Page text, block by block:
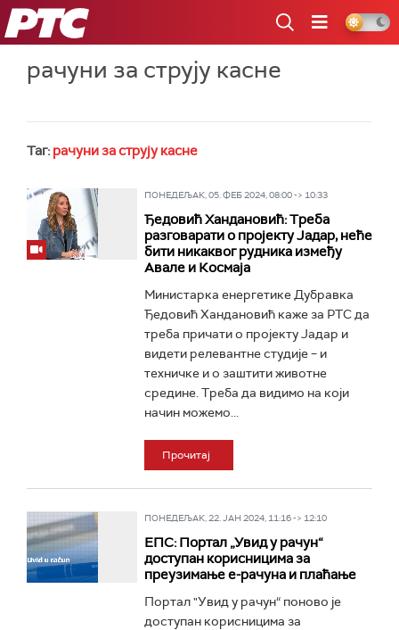
РТС
рачуни за струју касне
Таг: рачуни за струју касне
ПОНЕДЕЉАК, 05. ФЕБ 2024, 08:00 -> 10:33
Ђедовић Хандановић: Треба
разговарати о пројекту Јадар, неће
бити никаквог рудника између
Авале и Космаја
Министарка енергетике Дубравка
Ђедовић Хандановић каже за РТС да
треба причати о пројекту Јадар и
видети релевантне студије – и
техничке и о заштити животне
средине. Треба да видимо на који
начин можемо...
Прочитај
ПОНЕДЕЉАК, 22. ЈАН 2024, 11:16 -> 12:10
ЕПС: Портал „Увид у рачун“
доступан корисницима за
преузимање е-рачуна и плаћање
Портал "Увид у рачун“ поново је
доступан корисницима за